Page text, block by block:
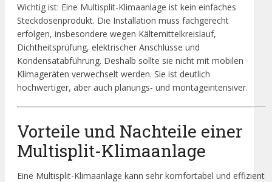
Wichtig ist: Eine Multisplit-Klimaanlage ist kein einfaches
Steckdosenprodukt. Die Installation muss fachgerecht
erfolgen, insbesondere wegen Kältemittelkreislauf,
Dichtheitsprüfung, elektrischer Anschlüsse und
Kondensatabführung. Deshalb sollte sie nicht mit mobilen
Klimageräten verwechselt werden. Sie ist deutlich
hochwertiger, aber auch planungs- und montageintensiver.
Vorteile und Nachteile einer
Multisplit-Klimaanlage
Eine Multisplit-Klimaanlage kann sehr komfortabel und effizient